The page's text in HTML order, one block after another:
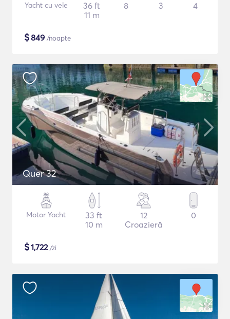
Yacht cu vele
36 ft
11 m
8 3 4
$849 /noapte
Quer 32
Motor Yacht
33 ft
10 m
12
Croazieră
0
$1,722/zi